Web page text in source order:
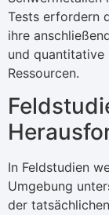
Tests erfordern
ihre
und quantitative
Ressourcen.
In Feldstudien
Umgebung
der